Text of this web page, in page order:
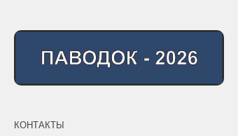
КОНТАКТЫ